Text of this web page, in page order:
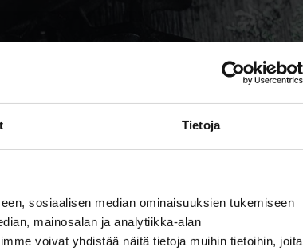
Tietoja
sosiaalisen median ominaisuuksien tukemiseen
mainosalan ja analytiikka-alan
voivat yhdistää näitä tietoja muihin tietoihin, joita